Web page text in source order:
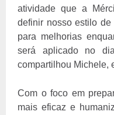
atividade que a
definir nosso estilo
para melhorias
será aplicado no
compartilhou Michele,
Com o foco em
mais eficaz e